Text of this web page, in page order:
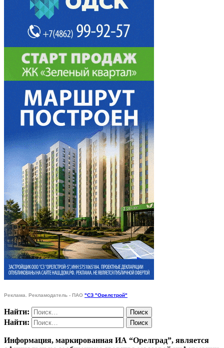
Реклама. Рекламодатель - ПАО "СЗ "Орелстрой"
Найти:
Найти:
Информация, маркированная ИА “Орелград”, является